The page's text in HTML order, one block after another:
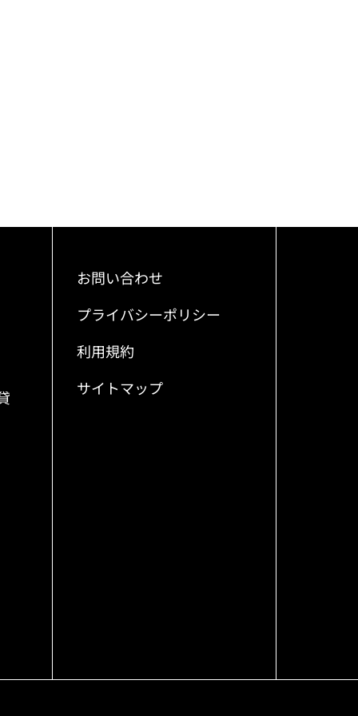
お問い合わせ
プライバシーポリシー
利用規約
サイトマップ